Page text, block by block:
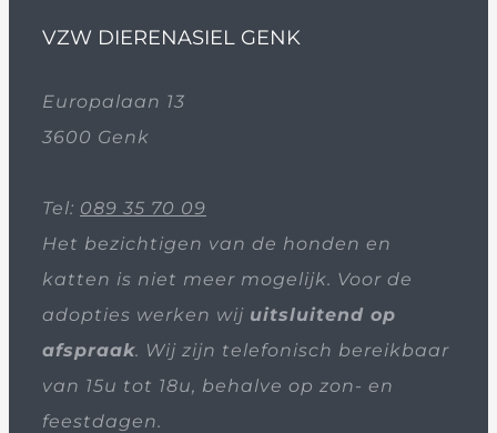
VZW DIERENASIEL GENK
Europalaan 13
3600 Genk
Tel: 089 35 70 09
Het bezichtigen van de honden en
katten is niet meer mogelijk. Voor de
adopties werken wij uitsluitend op
afspraak. Wij zijn telefonisch bereikbaar
van 15u tot 18u, behalve op zon- en
feestdagen.